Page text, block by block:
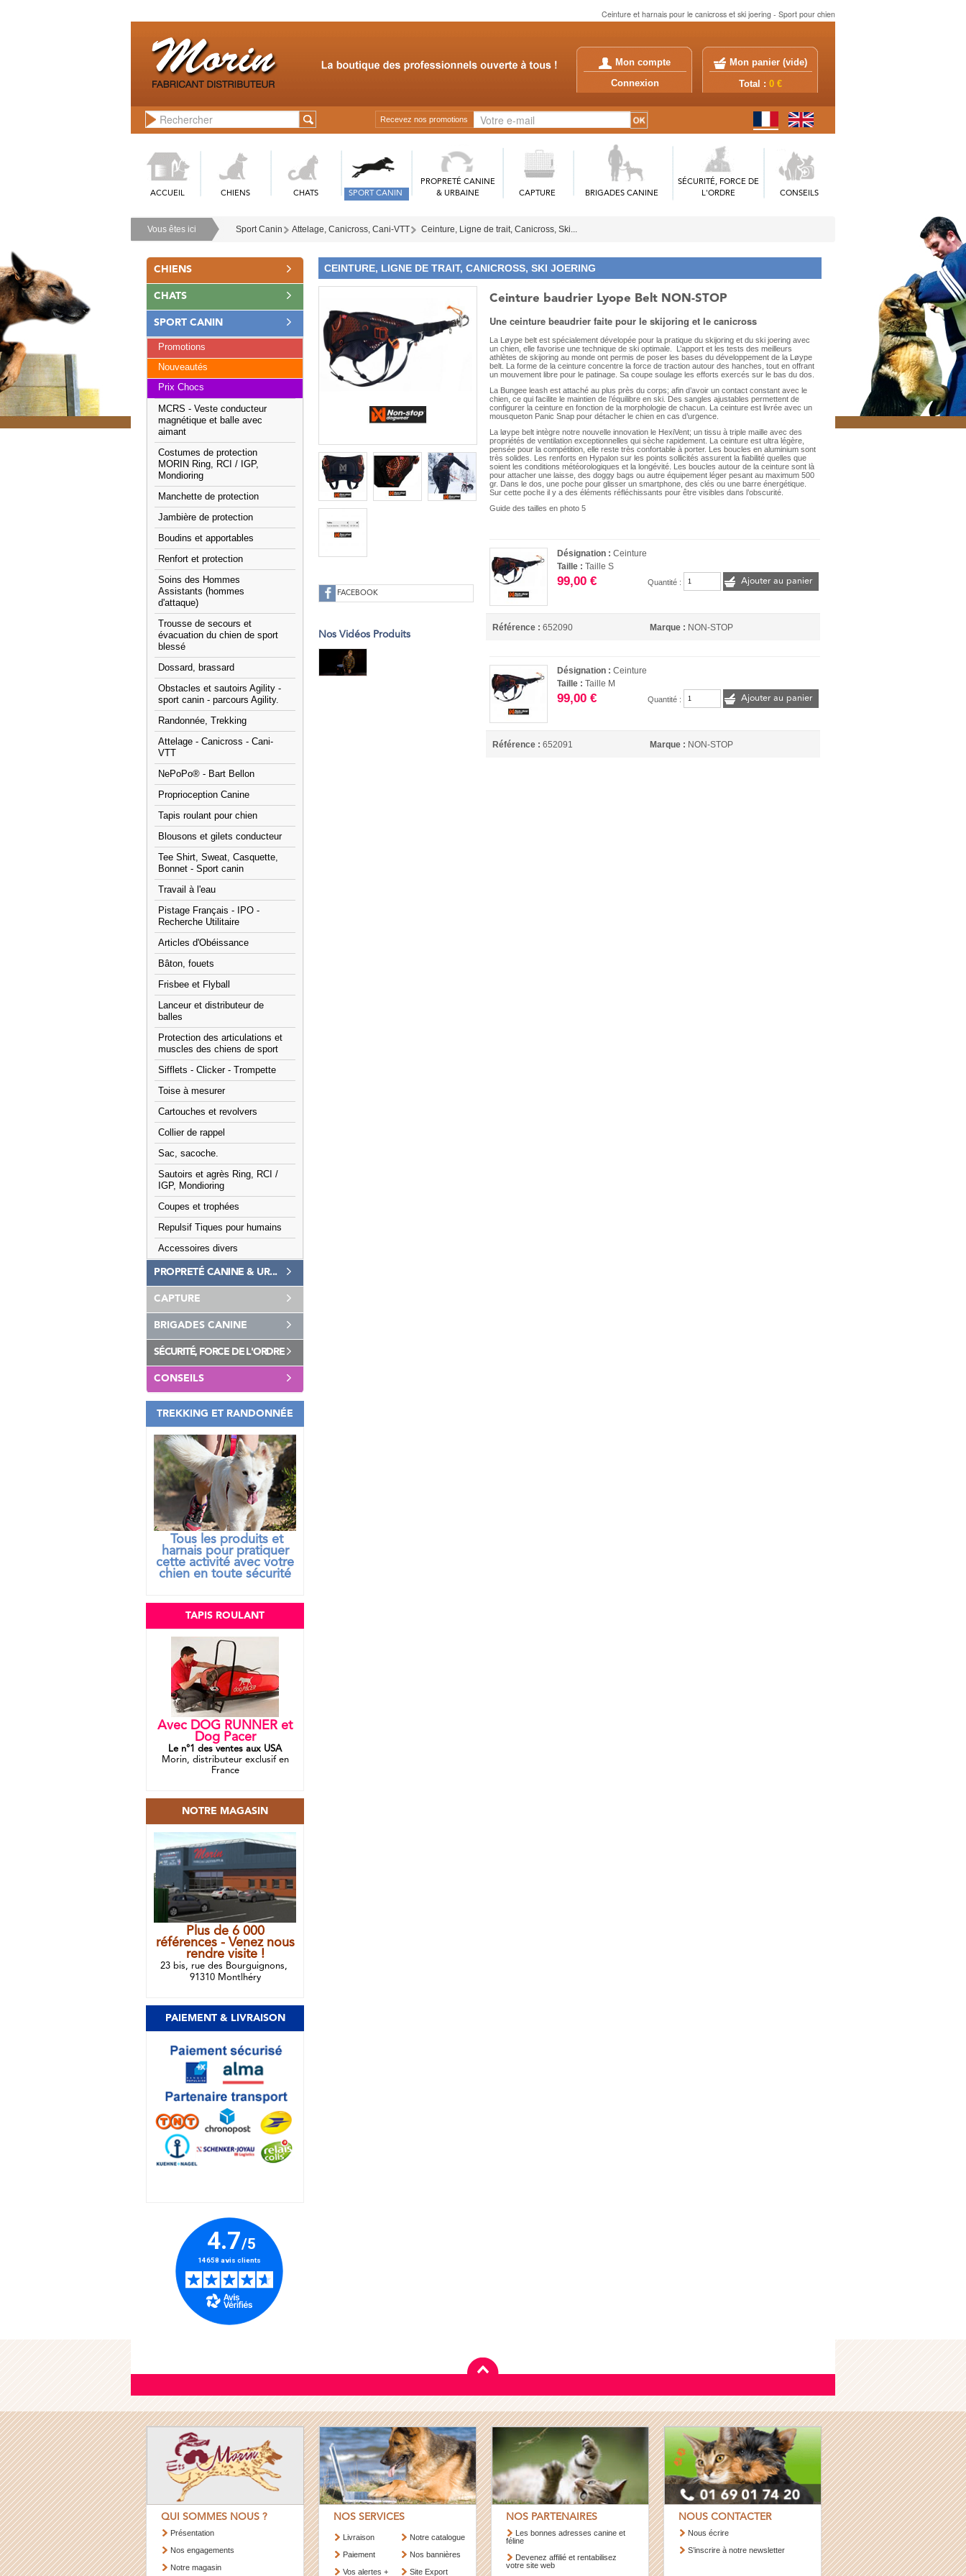
Ceinture et harnais pour le canicross et ski joering - Sport pour chien
Mon compte
Connexion
Mon panier (vide)
Total : 0 €
Recevez nos promotions
ACCUEIL CHIENS CHATS SPORT CANIN
PROPRETÉ CANINE
& URBAINE
CAPTURE BRIGADES CANINE
SÉCURITÉ, FORCE DE
L'ORDRE
CONSEILS
Vous êtes ici Sport Canin Attelage, Canicross, Cani-VTT Ceinture, Ligne de trait, Canicross, Ski...
CHIENS
CHATS
SPORT CANIN
Promotions
Nouveautés
Prix Chocs
MCRS - Veste conducteur
magnétique et balle avec
aimant
Costumes de protection
MORIN Ring, RCI / IGP,
Mondioring
Manchette de protection
Jambière de protection
Boudins et apportables
Renfort et protection
Soins des Hommes
Assistants (hommes
d'attaque)
Trousse de secours et
évacuation du chien de sport
blessé
Dossard, brassard
Obstacles et sautoirs Agility -
sport canin - parcours Agility.
Randonnée, Trekking
Attelage - Canicross - Cani-
VTT
NePoPo® - Bart Bellon
Proprioception Canine
Tapis roulant pour chien
Blousons et gilets conducteur
Tee Shirt, Sweat, Casquette,
Bonnet - Sport canin
Travail à l'eau
Pistage Français - IPO -
Recherche Utilitaire
Articles d'Obéissance
Bâton, fouets
Frisbee et Flyball
Lanceur et distributeur de
balles
Protection des articulations et
muscles des chiens de sport
Sifflets - Clicker - Trompette
Toise à mesurer
Cartouches et revolvers
Collier de rappel
Sac, sacoche.
Sautoirs et agrès Ring, RCI /
IGP, Mondioring
Coupes et trophées
Repulsif Tiques pour humains
Accessoires divers
PROPRETÉ CANINE & UR...
CAPTURE
BRIGADES CANINE
SÉCURITÉ, FORCE DE L'ORDRE
CONSEILS
TREKKING ET RANDONNÉE
Tous les produits et
harnais pour pratiquer
cette activité avec votre
chien en toute sécurité
TAPIS ROULANT
Avec DOG RUNNER et
Dog Pacer
Le n°1 des ventes aux USA
Morin, distributeur exclusif en
France
NOTRE MAGASIN
Plus de 6 000
références - Venez nous
rendre visite !
23 bis, rue des Bourguignons,
91310 Montlhéry
PAIEMENT & LIVRAISON
CEINTURE, LIGNE DE TRAIT, CANICROSS, SKI JOERING
FACEBOOK
Nos Vidéos Produits
Ceinture baudrier Lyope Belt NON-STOP
Une ceinture beaudrier faite pour le skijoring et le canicross
La Løype belt est spécialement dévelopée pour la pratique du skijoring et du ski joering avec
un chien, elle favorise une technique de ski optimale. L’apport et les tests des meilleurs
athlètes de skijoring au monde ont permis de poser les bases du développement de la Løype
belt. La forme de la ceinture concentre la force de traction autour des hanches, tout en offrant
un mouvement libre pour le patinage. Sa coupe soulage les efforts exercés sur le bas du dos.
La Bungee leash est attaché au plus près du corps; afin d’avoir un contact constant avec le
chien, ce qui facilite le maintien de l’équilibre en ski. Des sangles ajustables permettent de
configurer la ceinture en fonction de la morphologie de chacun. La ceinture est livrée avec un
mousqueton Panic Snap pour détacher le chien en cas d’urgence.
La løype belt intègre notre nouvelle innovation le HexiVent; un tissu à triple maille avec des
propriétés de ventilation exceptionnelles qui sèche rapidement. La ceinture est ultra légère,
pensée pour la compétition, elle reste très confortable à porter. Les boucles en aluminium sont
très solides. Les renforts en Hypalon sur les points sollicités assurent la fiabilité quelles que
soient les conditions météorologiques et la longévité. Les boucles autour de la ceinture sont là
pour attacher une laisse, des doggy bags ou autre équipement léger pesant au maximum 500
gr. Dans le dos, une poche pour glisser un smartphone, des clés ou une barre énergétique.
Sur cette poche il y a des éléments réfléchissants pour être visibles dans l’obscurité.
Guide des tailles en photo 5
Désignation :Ceinture
Taille :Taille S
99,00 € Quantité : Ajouter au panier
Référence : 652090 Marque : NON-STOP
Désignation :Ceinture
Taille :Taille M
99,00 € Quantité : Ajouter au panier
Référence : 652091 Marque : NON-STOP
QUI SOMMES NOUS ?
Présentation
Nos engagements
Notre magasin
NOS SERVICES
Livraison
Paiement
Vos alertes +
Notre catalogue
Nos bannières
Site Export
NOS PARTENAIRES
Les bonnes adresses canine et
féline
Devenez affilié et rentabilisez
votre site web
NOUS CONTACTER
Nous écrire
S’inscrire à notre newsletter